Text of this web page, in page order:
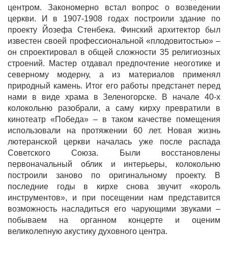
центром. Закономерно встал вопрос о возведении
церкви. И в 1907-1908 годах построили здание по
проекту Йозефа Стенбека. Финский архитектор был
известен своей профессиональной «плодовитостью» –
он спроектировал в общей сложности 35 религиозных
строений. Мастер отдавал предпочтение неоготике и
северному модерну, а из материалов применял
природный камень. Итог его работы предстанет перед
нами в виде храма в Зеленогорске. В начале 40-х
колокольню разобрали, а саму кирху превратили в
кинотеатр «Победа» – в таком качестве помещения
использовали на протяжении 60 лет. Новая жизнь
лютеранской церкви началась уже после распада
Советского Союза. Были восстановлены
первоначальный облик и интерьеры, колокольню
построили заново по оригинальному проекту. В
последние годы в кирхе снова звучит «король
инструментов», и при посещении нам представится
возможность насладиться его чарующими звуками –
побываем на органном концерте и оценим
великолепную акустику духовного центра.